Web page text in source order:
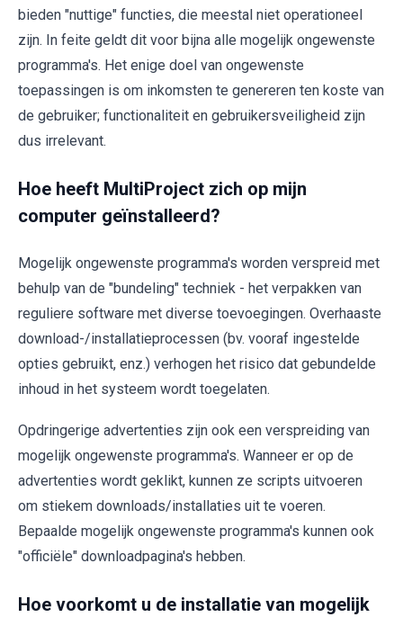
bieden "nuttige" functies, die meestal niet operationeel
zijn. In feite geldt dit voor bijna alle mogelijk ongewenste
programma's. Het enige doel van ongewenste
toepassingen is om inkomsten te genereren ten koste van
de gebruiker; functionaliteit en gebruikersveiligheid zijn
dus irrelevant.
Hoe heeft MultiProject zich op mijn
computer geïnstalleerd?
Mogelijk ongewenste programma's worden verspreid met
behulp van de "bundeling" techniek - het verpakken van
reguliere software met diverse toevoegingen. Overhaaste
download-/installatieprocessen (bv. vooraf ingestelde
opties gebruikt, enz.) verhogen het risico dat gebundelde
inhoud in het systeem wordt toegelaten.
Opdringerige advertenties zijn ook een verspreiding van
mogelijk ongewenste programma's. Wanneer er op de
advertenties wordt geklikt, kunnen ze scripts uitvoeren
om stiekem downloads/installaties uit te voeren.
Bepaalde mogelijk ongewenste programma's kunnen ook
"officiële" downloadpagina's hebben.
Hoe voorkomt u de installatie van mogelijk